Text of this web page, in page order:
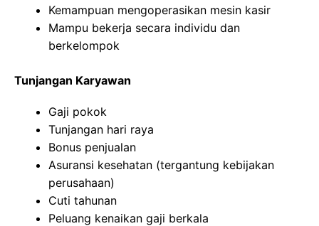
Kemampuan mengoperasikan mesin kasir
Mampu bekerja secara individu dan
berkelompok
Tunjangan Karyawan
Gaji pokok
Tunjangan hari raya
Bonus penjualan
Asuransi kesehatan (tergantung kebijakan
perusahaan)
Cuti tahunan
Peluang kenaikan gaji berkala